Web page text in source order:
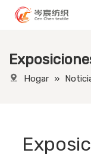
Hogar »